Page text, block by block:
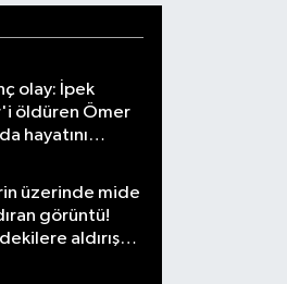
olay: İpek
öldüren Ömer
hayatını
üzerinde mide
görüntü!
aldırış